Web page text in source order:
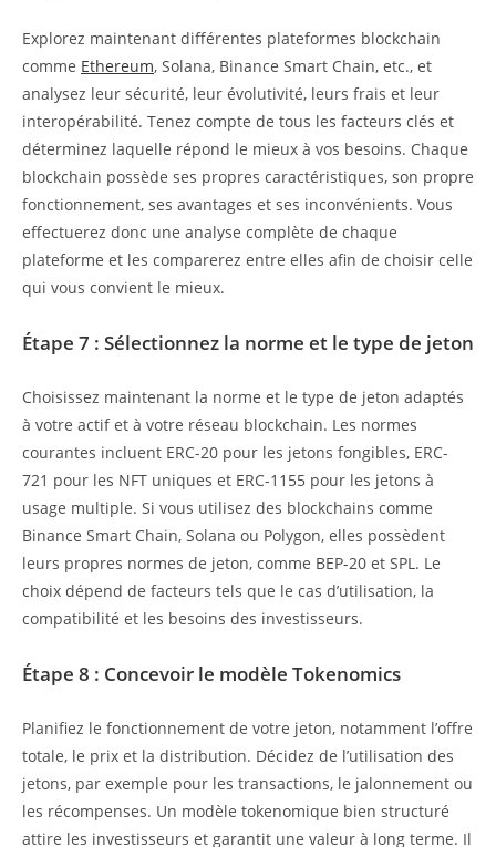
Explorez maintenant différentes plateformes blockchain
comme Ethereum, Solana, Binance Smart Chain, etc., et
analysez leur sécurité, leur évolutivité, leurs frais et leur
interopérabilité. Tenez compte de tous les facteurs clés et
déterminez laquelle répond le mieux à vos besoins. Chaque
blockchain possède ses propres caractéristiques, son propre
fonctionnement, ses avantages et ses inconvénients. Vous
effectuerez donc une analyse complète de chaque
plateforme et les comparerez entre elles afin de choisir celle
qui vous convient le mieux.
Étape 7 : Sélectionnez la norme et le type de jeton
Choisissez maintenant la norme et le type de jeton adaptés
à votre actif et à votre réseau blockchain. Les normes
courantes incluent ERC-20 pour les jetons fongibles, ERC-
721 pour les NFT uniques et ERC-1155 pour les jetons à
usage multiple. Si vous utilisez des blockchains comme
Binance Smart Chain, Solana ou Polygon, elles possèdent
leurs propres normes de jeton, comme BEP-20 et SPL. Le
choix dépend de facteurs tels que le cas d’utilisation, la
compatibilité et les besoins des investisseurs.
Étape 8 : Concevoir le modèle Tokenomics
Planifiez le fonctionnement de votre jeton, notamment l’offre
totale, le prix et la distribution. Décidez de l’utilisation des
jetons, par exemple pour les transactions, le jalonnement ou
les récompenses. Un modèle tokenomique bien structuré
attire les investisseurs et garantit une valeur à long terme. Il